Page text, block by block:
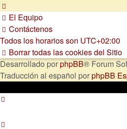
El Equipo
Contáctenos
Todos los horarios son UTC+02:00
Borrar todas las cookies del Sitio
Desarrollado porphpBB® Forum
Traducción al español porphpBB